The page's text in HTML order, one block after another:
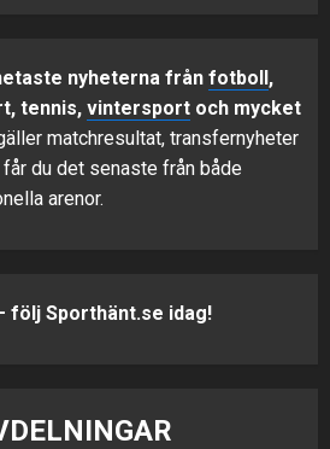
nyheterna från fotboll,
tennis, vintersport och mycket
matchresultat, transfernyheter
du det senaste från både
arenor.
följ Sporthänt.se idag!